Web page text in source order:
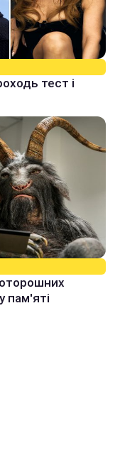
тест і
пам'яті